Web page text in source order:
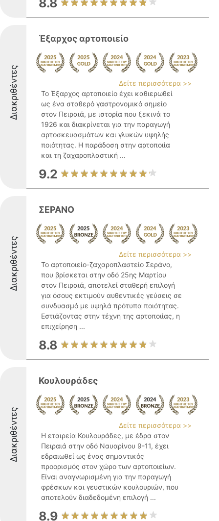
8.8
Διακριθέντες
Έξαρχος αρτοποιείο
Δείτε περισσότερα >>
Το Έξαρχος αρτοποιείο έχει καθιερωθεί
ως ένα σταθερό γαστρονομικό σημείο
στον Πειραιά, με ιστορία που ξεκινά το
1926 και διακρίνεται για την παραγωγή
αρτοσκευασμάτων και γλυκών υψηλής
ποιότητας. Η παράδοση στην αρτοποιία
και τη ζαχαροπλαστική ...
9.2
Διακριθέντες
ΣΕΡΑΝΟ
Δείτε περισσότερα >>
Το αρτοποιείο-ζαχαροπλαστείο Σεράνο,
που βρίσκεται στην οδό 25ης Μαρτίου
στον Πειραιά, αποτελεί σταθερή επιλογή
για όσους εκτιμούν αυθεντικές γεύσεις σε
συνδυασμό με υψηλά πρότυπα ποιότητας.
Εστιάζοντας στην τέχνη της αρτοποιίας, η
επιχείρηση ...
8.8
Διακριθέντες
Κουλουράδες
Δείτε περισσότερα >>
Η εταιρεία Κουλουράδες, με έδρα στον
Πειραιά στην οδό Ναυαρίνου 9-11, έχει
εδραιωθεί ως ένας σημαντικός
προορισμός στον χώρο των αρτοποιείων.
Είναι αναγνωρισμένη για την παραγωγή
φρέσκων και γευστικών κουλουριών, που
αποτελούν διαδεδομένη επιλογή ...
8.9